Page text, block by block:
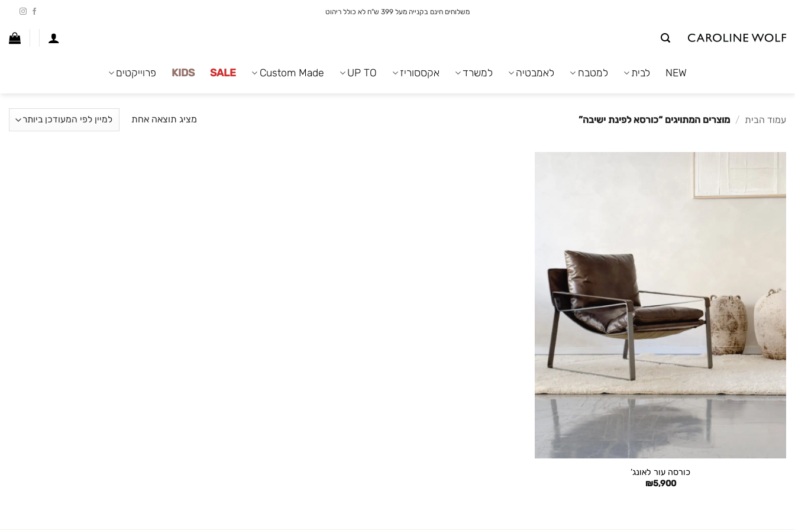
משלוחים חינם בקנייה מעל 399 ש"ח לא כולל ריהוט
NEW לבית למטבח לאמבטיה למשרד אקססוריז UP TO
Custom Made
SALE
KIDS פרוייקטים
עמוד הבית / מוצרים המתויגים “כורסא לפינת ישיבה” מציג תוצאה אחת
כורסה עור לאונג’
₪5,900